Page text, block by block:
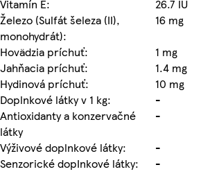
Vitamín E:
26.7 IU
Železo (Sulfát šeleza (II),
monohydrát):
16 mg
Hovädzia príchuť:
1 mg
Jahňacia príchuť:
1.4 mg
Hydinová príchuť:
10 mg
Doplnkové látky v 1 kg:
-
Antioxidanty a konzervačné
látky
-
Výživové doplnkové látky:
-
Senzorické dopInkové látky:
-